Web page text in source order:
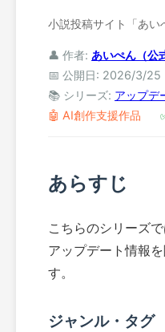
小説投稿サイト「あい
👤 作者: あいぺん（公
📅 公開日: 2026/3/25
📚 シリーズ: アップデ
🤖 AI創作支援作品
あらすじ
こちらのシリーズ
アップデート情報
す。
ジャンル・タグ